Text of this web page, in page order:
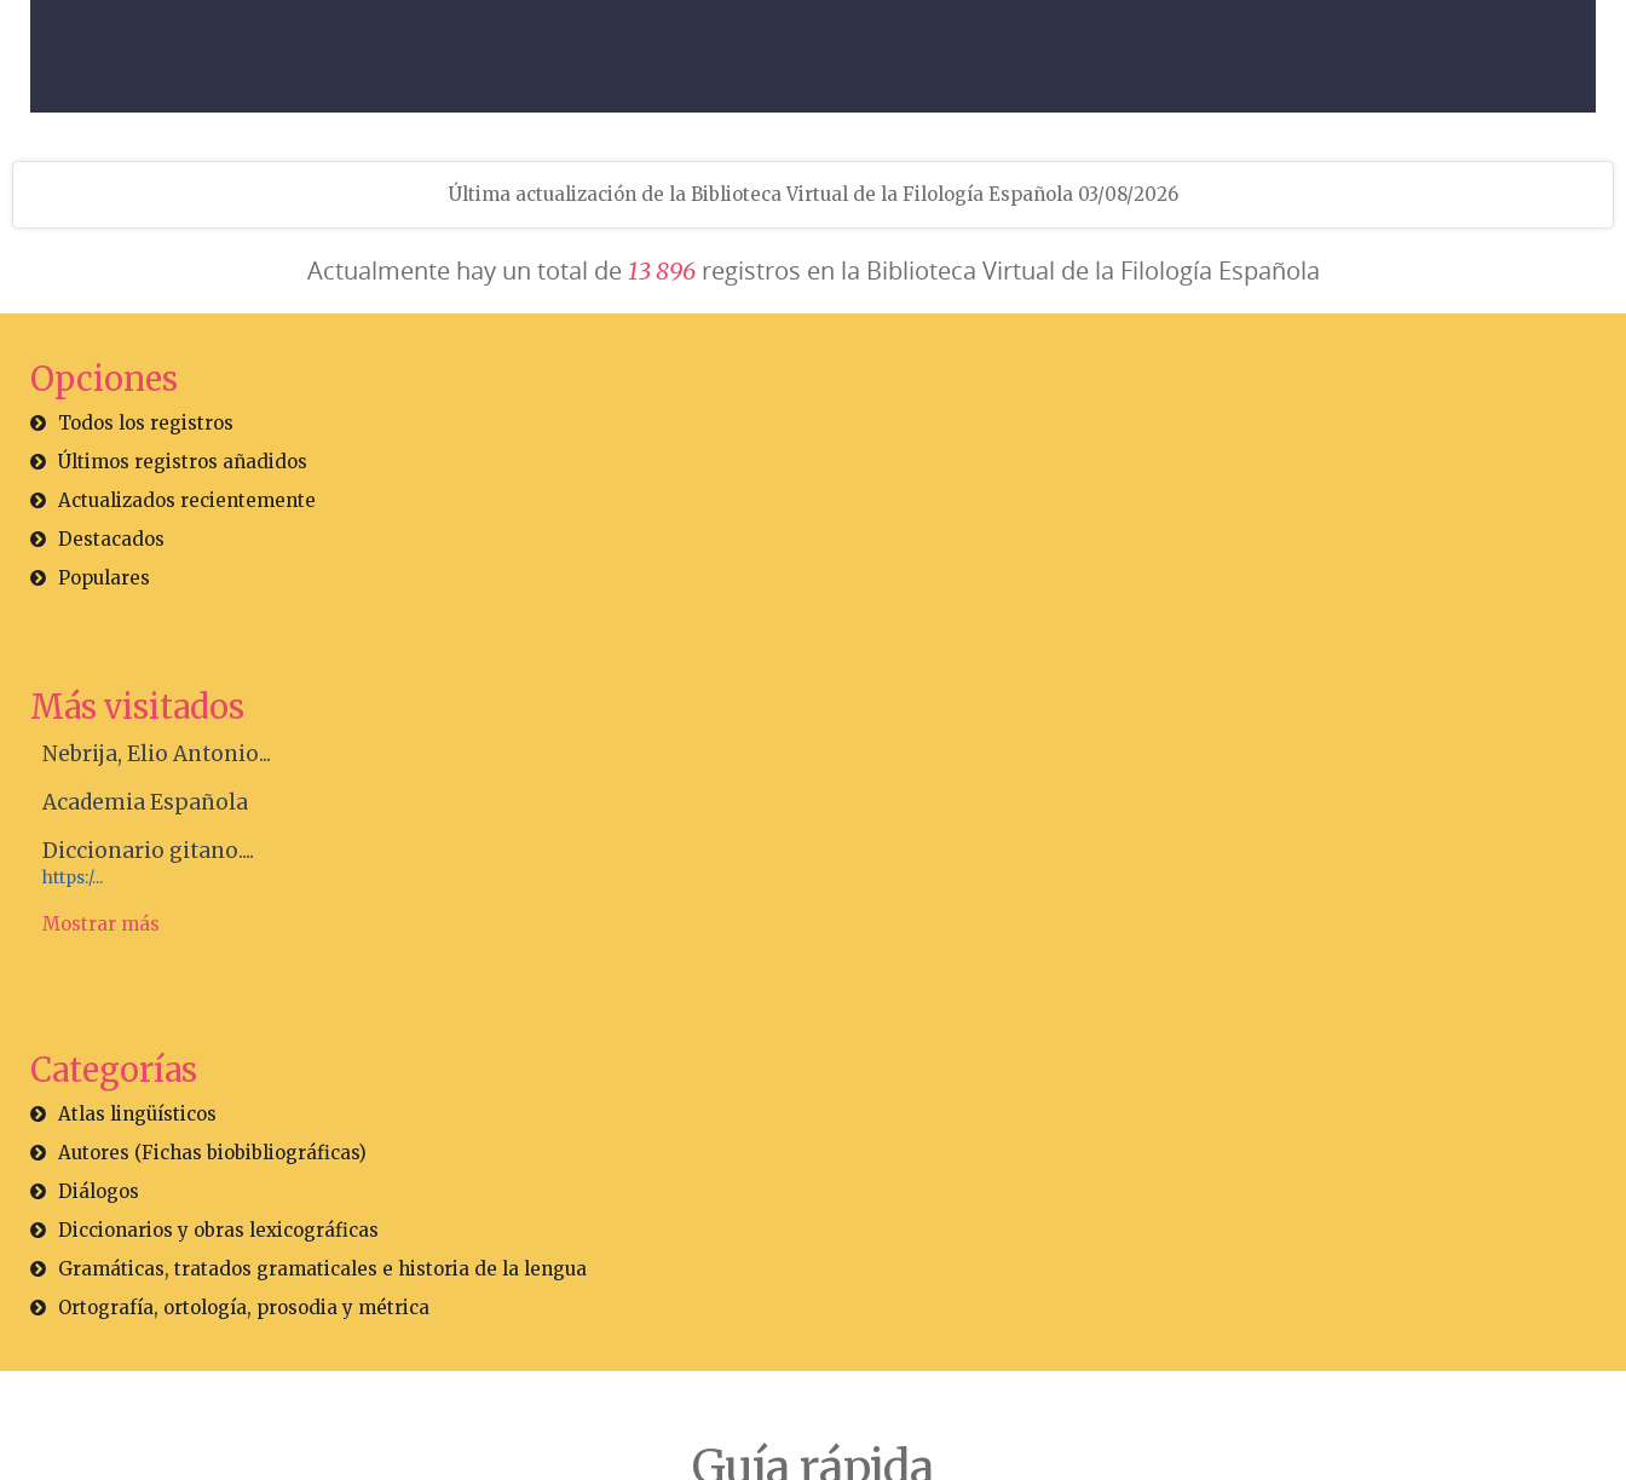
Última actualización de la Biblioteca Virtual de la Filología Española 03/08/2026
Actualmente hay un total de 13896registros en la Biblioteca Virtual de la Filología Española
Opciones
Todos los registros
Últimos registros añadidos
Actualizados recientemente
Destacados
Populares
Más visitados
Nebrija, Elio Antonio...
Academia Española
Diccionario gitano....
https:/...
Mostrar más
Categorías
Atlas lingüísticos
Autores (Fichas biobibliográficas)
Diálogos
Diccionarios y obras lexicográficas
Gramáticas, tratados gramaticales e historia de la lengua
Ortografía, ortología, prosodia y métrica
Guía rápida